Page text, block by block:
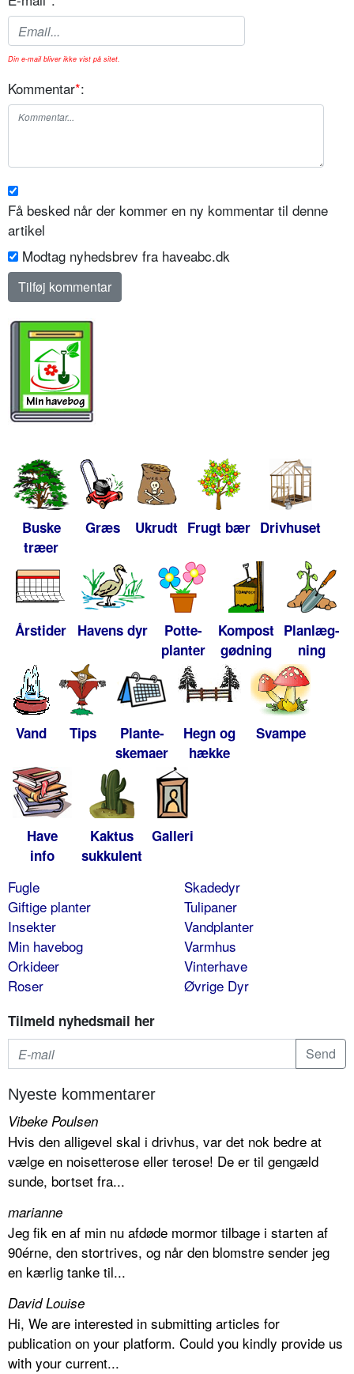
Din e-mail bliver ikke vist på sitet.
Kommentar*:
Få besked når der kommer en ny kommentar til denne
artikel
Modtag nyhedsbrev fra haveabc.dk
Buske
træer
Græs Ukrudt Frugt bær Drivhuset
Årstider Havens dyr
Potte-
planter
Kompost
gødning
Planlæg-
ning
Vand Tips
Plante-
skemaer
Hegn og
hække
Svampe
Have
info
Kaktus
sukkulent
Galleri
Fugle
Giftige planter
Insekter
Min havebog
Orkideer
Roser
Skadedyr
Tulipaner
Vandplanter
Varmhus
Vinterhave
Øvrige Dyr
Tilmeld nyhedsmail her
Nyeste kommentarer
Vibeke Poulsen
Hvis den alligevel skal i drivhus, var det nok bedre at
vælge en noisetterose eller terose! De er til gengæld
sunde, bortset fra...
marianne
Jeg fik en af min nu afdøde mormor tilbage i starten af
90érne, den stortrives, og når den blomstre sender jeg
en kærlig tanke til...
David Louise
Hi, We are interested in submitting articles for
publication on your platform. Could you kindly provide us
with your current...